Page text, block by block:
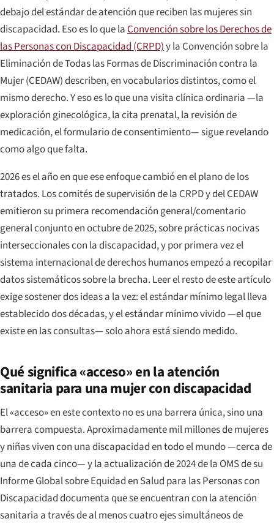
debajo del estándar de atención que reciben las mujeres sin
discapacidad. Eso es lo que laConvención sobre los Derechos de
las Personas con Discapacidad (CRPD)y la Convención sobre la
Eliminación de Todas las Formas de Discriminación contra la
Mujer (CEDAW) describen, en vocabularios distintos, como el
mismo derecho. Y eso es lo que una visita clínica ordinaria —la
exploración ginecológica, la cita prenatal, la revisión de
medicación, el formulario de consentimiento— sigue revelando
como algo que falta.
2026 es el año en que ese enfoque cambió en el plano de los
tratados. Los comités de supervisión de la CRPD y del CEDAW
emitieron su primera recomendación general/comentario
general conjunto en octubre de 2025, sobre prácticas nocivas
interseccionales con la discapacidad, y por primera vez el
sistema internacional de derechos humanos empezó a recopilar
datos sistemáticos sobre la brecha. Leer el resto de este artículo
exige sostener dos ideas a la vez: el estándar mínimo legal lleva
establecido dos décadas, y el estándar mínimo vivido —el que
existe en las consultas— solo ahora está siendo medido.
Qué significa «acceso» en la atención
sanitaria para una mujer con discapacidad
El «acceso» en este contexto no es una barrera única, sino una
barrera compuesta. Aproximadamente mil millones de mujeres
y niñas viven con una discapacidad en todo el mundo —cerca de
una de cada cinco— y la actualización de 2024 de la OMS de su
Informe Global sobre Equidad en Salud para las Personas con
Discapacidaddocumenta que se encuentran con la atención
sanitaria a través de al menos cuatro ejes simultáneos de